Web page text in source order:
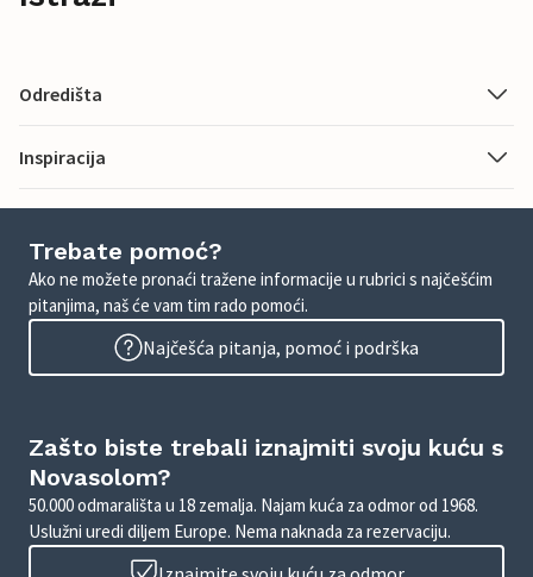
Odredišta
Inspiracija
Trebate pomoć?
Ako ne možete pronaći tražene informacije u rubrici s najčešćim
pitanjima, naš će vam tim rado pomoći.
Najčešća pitanja, pomoć i podrška
Zašto biste trebali iznajmiti svoju kuću s
Novasolom?
50.000 odmarališta u 18 zemalja. Najam kuća za odmor od 1968.
Uslužni uredi diljem Europe. Nema naknada za rezervaciju.